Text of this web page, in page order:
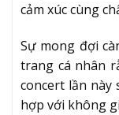
cảm xúc cùng
Sự mong đợi
trang cá nhân
concert lần này
hợp với không